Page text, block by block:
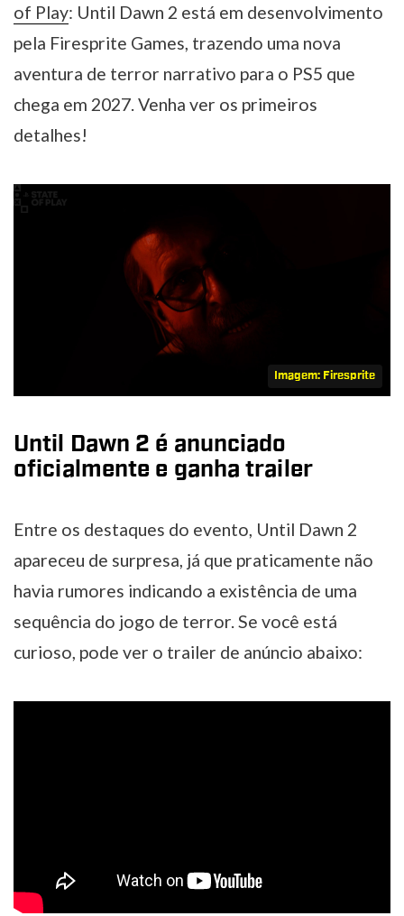
of Play: Until Dawn 2 está em desenvolvimento
pela Firesprite Games, trazendo uma nova
aventura de terror narrativo para o PS5 que
chega em 2027. Venha ver os primeiros
detalhes!
Imagem: Firesprite
Until Dawn 2 é anunciado
oficialmente e ganha trailer
Entre os destaques do evento, Until Dawn 2
apareceu de surpresa, já que praticamente não
havia rumores indicando a existência de uma
sequência do jogo de terror. Se você está
curioso, pode ver o trailer de anúncio abaixo: